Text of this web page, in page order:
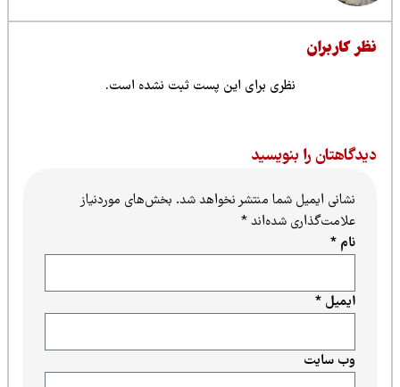
کاربران
نظری برای این پست ثبت نشده است.
را بنویسید
نشانی ایمیل شما منتشر نخواهد شد.بخش‌های موردنیاز
علامت‌گذاری شده‌اند*
ایمیل*
وب‌ سایت